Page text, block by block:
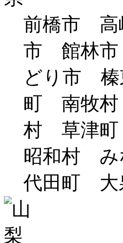
前橋市
市 館林
どり市
町 南牧
村 草津
昭和村
代田町